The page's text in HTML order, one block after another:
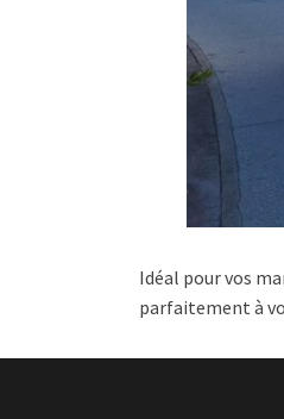
Idéal pour vos
parfaitement à